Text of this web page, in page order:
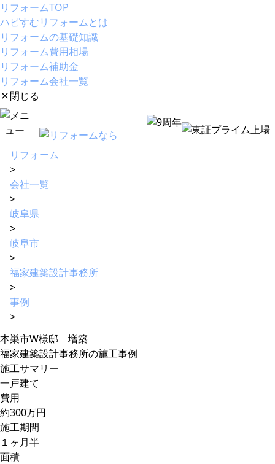
リフォームTOP
ハピすむリフォームとは
リフォームの基礎知識
リフォーム費用相場
リフォーム補助金
リフォーム会社一覧
閉じる
リフォーム
>
会社一覧
>
岐阜県
>
岐阜市
>
福家建築設計事務所
>
事例
>
本巣市W様邸 増築
福家建築設計事務所の施工事例
施工サマリー
一戸建て
費用
約300万円
施工期間
１ヶ月半
面積